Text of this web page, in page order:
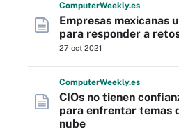
ComputerWeekly.es
Empresas mexicanas
para responder a
27 oct 2021
ComputerWeekly.es
CIOs no tienen
para enfrentar temas
nube